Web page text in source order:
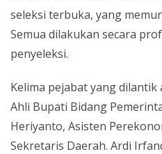
seleksi terbuka, yang
Semua dilakukan secara
penyeleksi.
Kelima pejabat yang
Ahli Bupati Bidang
Heriyanto, Asisten
Sekretaris Daerah. Ardi